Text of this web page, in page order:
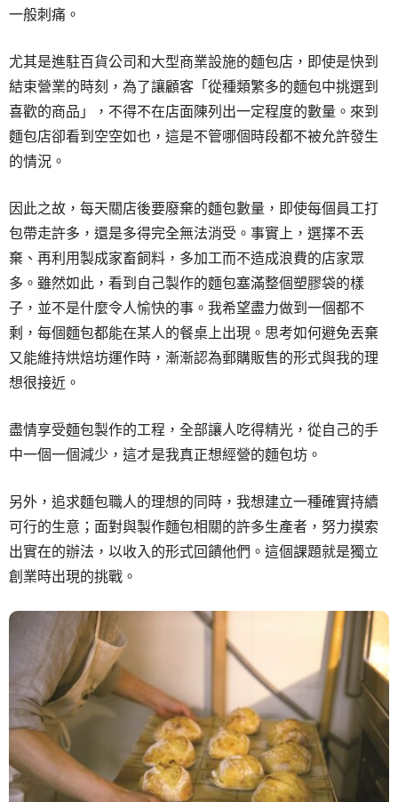
一般刺痛。
尤其是進駐百貨公司和大型商業設施的麵包店，即使是快到
結束營業的時刻，為了讓顧客「從種類繁多的麵包中挑選到
喜歡的商品」，不得不在店面陳列出一定程度的數量。來到
麵包店卻看到空空如也，這是不管哪個時段都不被允許發生
的情況。
因此之故，每天關店後要廢棄的麵包數量，即使每個員工打
包帶走許多，還是多得完全無法消受。事實上，選擇不丟
棄、再利用製成家畜飼料，多加工而不造成浪費的店家眾
多。雖然如此，看到自己製作的麵包塞滿整個塑膠袋的樣
子，並不是什麼令人愉快的事。我希望盡力做到一個都不
剩，每個麵包都能在某人的餐桌上出現。思考如何避免丟棄
又能維持烘焙坊運作時，漸漸認為郵購販售的形式與我的理
想很接近。
盡情享受麵包製作的工程，全部讓人吃得精光，從自己的手
中一個一個減少，這才是我真正想經營的麵包坊。
另外，追求麵包職人的理想的同時，我想建立一種確實持續
可行的生意；面對與製作麵包相關的許多生產者，努力摸索
出實在的辦法，以收入的形式回饋他們。這個課題就是獨立
創業時出現的挑戰。